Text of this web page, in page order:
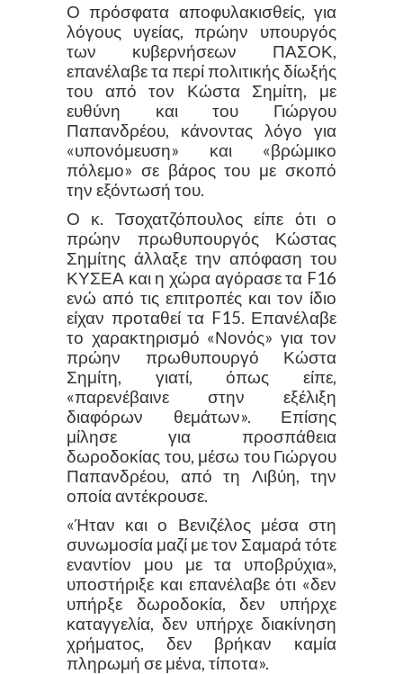
Ο πρόσφατα αποφυλακισθείς, για
λόγους υγείας, πρώην υπουργός
των κυβερνήσεων ΠΑΣΟΚ,
επανέλαβε τα περί πολιτικής δίωξής
του από τον Κώστα Σημίτη, με
ευθύνη και του Γιώργου
Παπανδρέου, κάνοντας λόγο για
«υπονόμευση» και «βρώμικο
πόλεμο» σε βάρος του με σκοπό
την εξόντωσή του.
Ο κ. Τσοχατζόπουλος είπε ότι ο
πρώην πρωθυπουργός Κώστας
Σημίτης άλλαξε την απόφαση του
ΚΥΣΕΑ και η χώρα αγόρασε τα F16
ενώ από τις επιτροπές και τον ίδιο
είχαν προταθεί τα F15. Επανέλαβε
το χαρακτηρισμό «Νονός» για τον
πρώην πρωθυπουργό Κώστα
Σημίτη, γιατί, όπως είπε,
«παρενέβαινε στην εξέλιξη
διαφόρων θεμάτων». Επίσης
μίλησε για προσπάθεια
δωροδοκίας του, μέσω του Γιώργου
Παπανδρέου, από τη Λιβύη, την
οποία αντέκρουσε.
«Ήταν και ο Βενιζέλος μέσα στη
συνωμοσία μαζί με τον Σαμαρά τότε
εναντίον μου με τα υποβρύχια»,
υποστήριξε και επανέλαβε ότι «δεν
υπήρξε δωροδοκία, δεν υπήρχε
καταγγελία, δεν υπήρχε διακίνηση
χρήματος, δεν βρήκαν καμία
πληρωμή σε μένα, τίποτα».